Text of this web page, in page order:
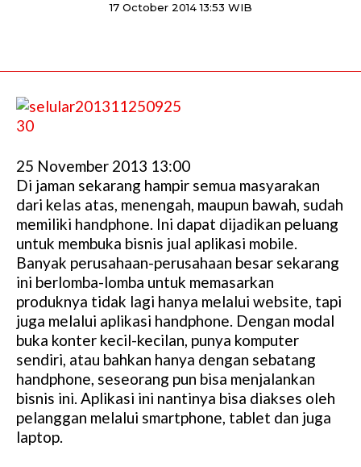
17 October 2014 13:53 WIB
25 November 2013 13:00
Di jaman sekarang hampir semua masyarakan
dari kelas atas, menengah, maupun bawah, sudah
memiliki handphone. Ini dapat dijadikan peluang
untuk membuka bisnis jual aplikasi mobile.
Banyak perusahaan-perusahaan besar sekarang
ini berlomba-lomba untuk memasarkan
produknya tidak lagi hanya melalui website, tapi
juga melalui aplikasi handphone. Dengan modal
buka konter kecil-kecilan, punya komputer
sendiri, atau bahkan hanya dengan sebatang
handphone, seseorang pun bisa menjalankan
bisnis ini. Aplikasi ini nantinya bisa diakses oleh
pelanggan melalui smartphone, tablet dan juga
laptop.